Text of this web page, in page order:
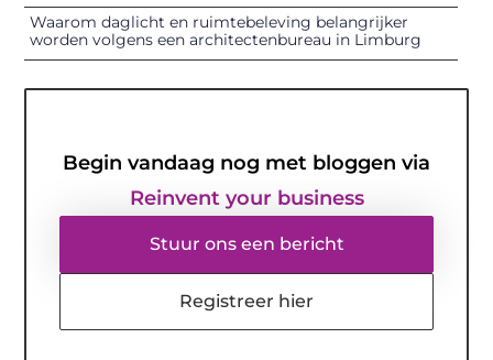
Waarom daglicht en ruimtebeleving belangrijker
worden volgens een architectenbureau in Limburg
Begin vandaag nog met bloggen via
Reinvent your business
Stuur ons een bericht
Registreer hier